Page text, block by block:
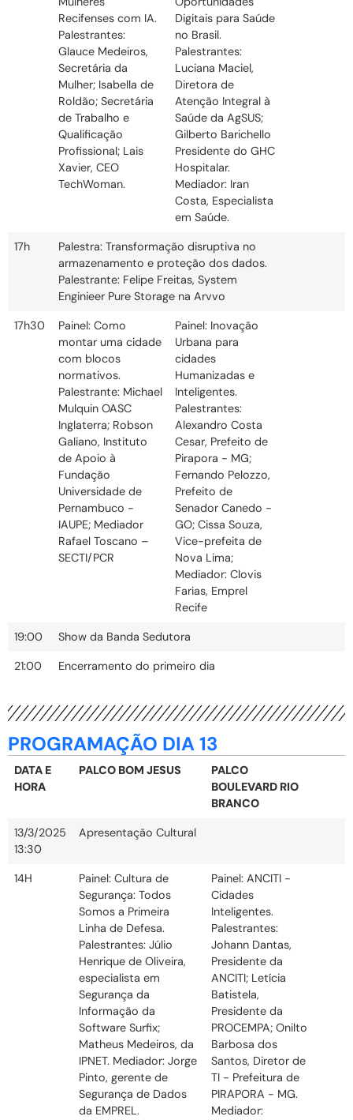
Recifenses com IA.
Palestrantes:
Glauce Medeiros,
Secretária da
Mulher; Isabella de
Roldão; Secretária
de Trabalho e
Qualificação
Profissional; Lais
Xavier, CEO
TechWoman.
Digitais para Saúde
no Brasil.
Palestrantes:
Luciana Maciel,
Diretora de
Atenção Integral à
Saúde da AgSUS;
Gilberto Barichello
Presidente do GHC
Hospitalar.
Mediador: Iran
Costa, Especialista
em Saúde.
17h
Palestra: Transformação disruptiva no
armazenamento e proteção dos dados.
Palestrante: Felipe Freitas, System
Enginieer Pure Storage na Arvvo
17h30
Painel: Como
montar uma cidade
com blocos
normativos.
Palestrante: Michael
Mulquin OASC
Inglaterra; Robson
Galiano, Instituto
de Apoio à
Fundação
Universidade de
Pernambuco -
IAUPE; Mediador
Rafael Toscano –
SECTI/PCR
Painel: Inovação
Urbana para
cidades
Humanizadas e
Inteligentes.
Palestrantes:
Alexandro Costa
Cesar, Prefeito de
Pirapora - MG;
Fernando Pelozzo,
Prefeito de
Senador Canedo -
GO; Cissa Souza,
Vice-prefeita de
Nova Lima;
Mediador: Clovis
Farias, Emprel
Recife
19:00 Show da Banda Sedutora
21:00 Encerramento do primeiro dia
PROGRAMAÇÃO DIA 13
DATA E
HORA
PALCO BOM JESUS
PALCO
BOULEVARD RIO
BRANCO
13/3/2025
13:30
Apresentação Cultural
14H
Painel: Cultura de
Segurança: Todos
Somos a Primeira
Linha de Defesa.
Palestrantes: Júlio
Henrique de Oliveira,
especialista em
Segurança da
Informação da
Software Surfix;
Matheus Medeiros, da
IPNET. Mediador: Jorge
Pinto, gerente de
Segurança de Dados
da EMPREL.
Painel: ANCITI -
Cidades
Inteligentes.
Palestrantes:
Johann Dantas,
Presidente da
ANCITI; Letícia
Batistela,
Presidente da
PROCEMPA; Onilto
Barbosa dos
Santos, Diretor de
TI - Prefeitura de
PIRAPORA - MG.
Mediador: